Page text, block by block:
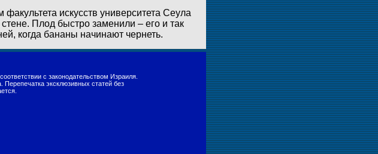
искусств университета Сеула
Плод быстро заменили – его и так
когда бананы начинают чернеть.
с законодательством Израиля.
Перепечатка эксклюзивных статей без